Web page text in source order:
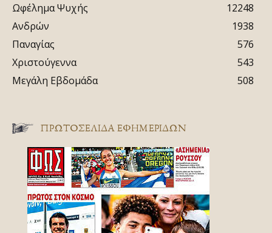
Ωφέλημα Ψυχής
12248
Ανδρών
1938
Παναγίας
576
Χριστούγεννα
543
Μεγάλη Εβδομάδα
508
ΠΡΩΤΟΣΈΛΙΔΑ ΕΦΗΜΕΡΊΔΩΝ